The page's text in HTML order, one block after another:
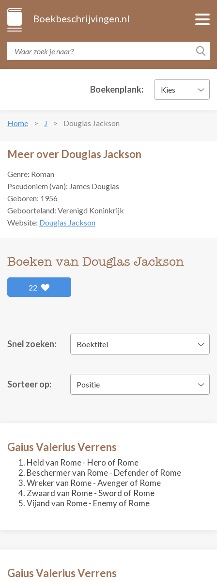
Boekbeschrijvingen.nl
Boekenplank: Kies
Home J Douglas Jackson
Meer over Douglas Jackson
Genre: Roman
Pseudoniem (van): James Douglas
Geboren: 1956
Geboorteland: Verenigd Koninkrijk
Website: Douglas Jackson
Boeken van Douglas Jackson
22
Snel zoeken: Boektitel
Sorteer op: Positie
Gaius Valerius Verrens
Held van Rome - Hero of Rome
Beschermer van Rome - Defender of Rome
Wreker van Rome - Avenger of Rome
Zwaard van Rome - Sword of Rome
Vijand van Rome - Enemy of Rome
Gaius Valerius Verrens